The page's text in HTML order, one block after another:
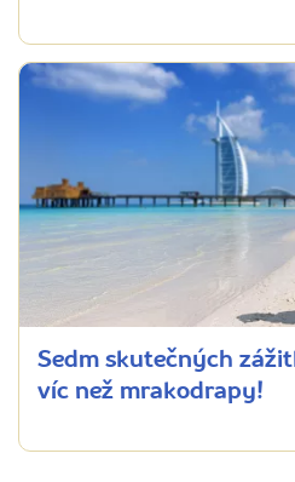
Sedm skutečných
víc než mrakodrapy!